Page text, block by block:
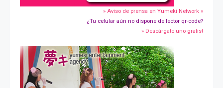
» Aviso de prensa en Yumeki Network »
¿Tu celular aún no dispone de lector qr-code?
» Descárgate uno gratis!